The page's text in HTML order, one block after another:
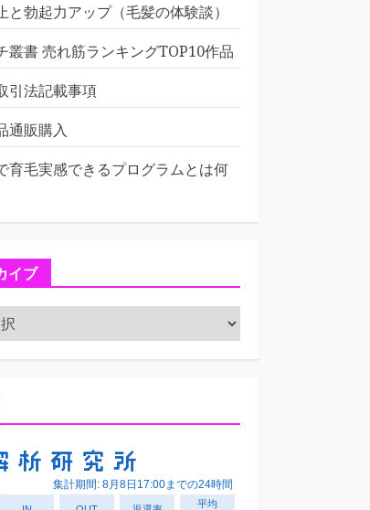
と勃起力アップ（毛髪の体験談）
叢書 売れ筋ランキングTOP10作品
引法記載事項
通販購入
育毛実感できるプログラムとは何
イブ